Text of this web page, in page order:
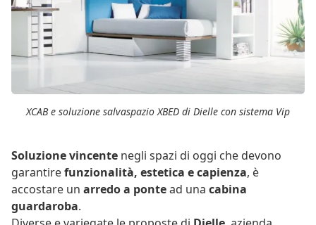
XCAB e soluzione salvaspazio XBED di Dielle con sistema Vip
Soluzione vincente negli spazi di oggi che devono
garantirefunzionalità, estetica e capienza, è
accostare un arredo a pontead una cabina
guardaroba.